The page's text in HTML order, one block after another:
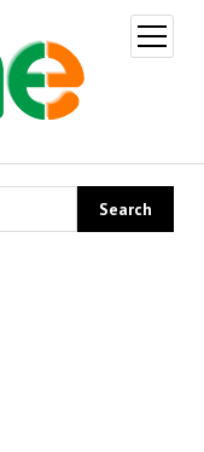
open
menu